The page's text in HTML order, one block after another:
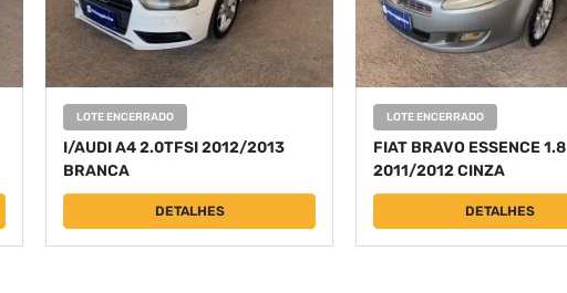
LOTE ENCERRADO
I/AUDI A4 2.0TFSI 2012/2013
BRANCA
DETALHES
LOTE ENCERRADO
FIAT BRAVO ESSENCE 1.8
2011/2012 CINZA
DETALHES